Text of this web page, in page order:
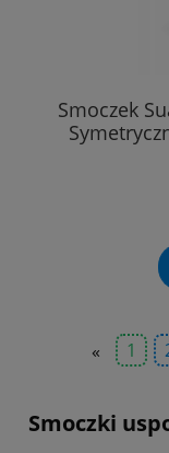
Smoczek
« 1
Smoczki